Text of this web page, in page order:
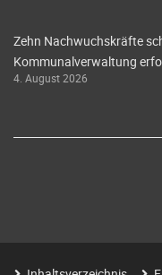
Zehn Nachwuchskräfte
Kommunalverwaltung
4. August 2026